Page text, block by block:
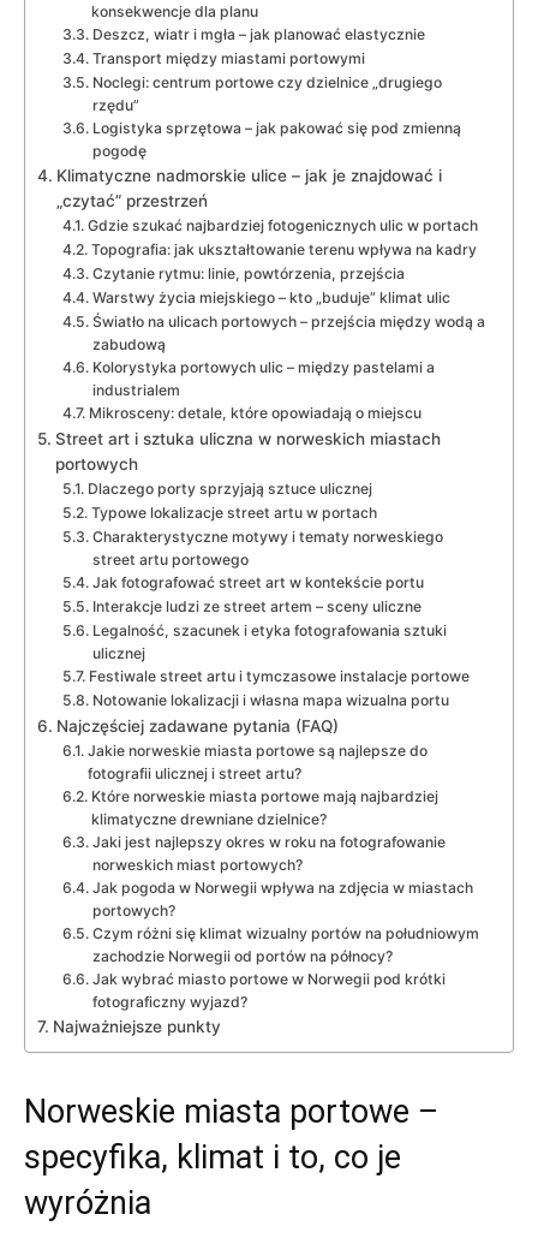
konsekwencje dla planu
Deszcz, wiatr i mgła – jak planować elastycznie
Transport między miastami portowymi
Noclegi: centrum portowe czy dzielnice „drugiego
rzędu”
Logistyka sprzętowa – jak pakować się pod zmienną
pogodę
Klimatyczne nadmorskie ulice – jak je znajdować i
„czytać” przestrzeń
Gdzie szukać najbardziej fotogenicznych ulic w portach
Topografia: jak ukształtowanie terenu wpływa na kadry
Czytanie rytmu: linie, powtórzenia, przejścia
Warstwy życia miejskiego – kto „buduje” klimat ulic
Światło na ulicach portowych – przejścia między wodą a
zabudową
Kolorystyka portowych ulic – między pastelami a
industrialem
Mikrosceny: detale, które opowiadają o miejscu
Street art i sztuka uliczna w norweskich miastach
portowych
Dlaczego porty sprzyjają sztuce ulicznej
Typowe lokalizacje street artu w portach
Charakterystyczne motywy i tematy norweskiego
street artu portowego
Jak fotografować street art w kontekście portu
Interakcje ludzi ze street artem – sceny uliczne
Legalność, szacunek i etyka fotografowania sztuki
ulicznej
Festiwale street artu i tymczasowe instalacje portowe
Notowanie lokalizacji i własna mapa wizualna portu
Najczęściej zadawane pytania (FAQ)
Jakie norweskie miasta portowe są najlepsze do
fotografii ulicznej i street artu?
Które norweskie miasta portowe mają najbardziej
klimatyczne drewniane dzielnice?
Jaki jest najlepszy okres w roku na fotografowanie
norweskich miast portowych?
Jak pogoda w Norwegii wpływa na zdjęcia w miastach
portowych?
Czym różni się klimat wizualny portów na południowym
zachodzie Norwegii od portów na północy?
Jak wybrać miasto portowe w Norwegii pod krótki
fotograficzny wyjazd?
Najważniejsze punkty
Norweskie miasta portowe –
specyfika, klimat i to, co je
wyróżnia